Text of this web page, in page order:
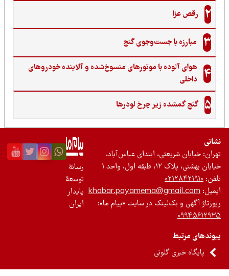
رقص عزا
مبارزه با جست‌وجوی گنج‌
هوای آلوده با موتورهای منسوخ‌شده و آلاینده خودروهای
داخلی
گنجِ گمشده زیر چرخ لودرها
خیابان شریعتی، ابتدای عباس‌آباد،
بهشتی، پلاک ۱۲، طبقه اول، واحد ۱
۰۲۱۲۸۴۲۱۹۱۰
khabar.payamema@gmail.com
آگهی و بک‌لینک در سایت «پیام ما»:
مرتبط
پایگاه خبری گلونی
توسعۀ
پایدار
ایران